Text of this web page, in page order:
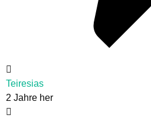
Teiresias
2 Jahre her